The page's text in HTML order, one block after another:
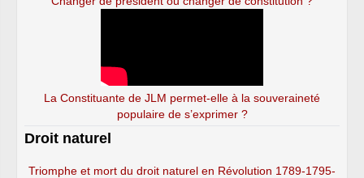
La Constituante de JLM permet-elle à la souveraineté
populaire de s’exprimer ?
Droit naturel
Triomphe et mort du droit naturel en Révolution 1789-1795-